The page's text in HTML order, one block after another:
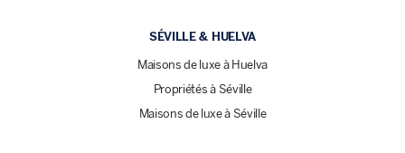
SÉVILLE & HUELVA
Maisons de luxe à Huelva
Propriétés à Séville
Maisons de luxe à Séville